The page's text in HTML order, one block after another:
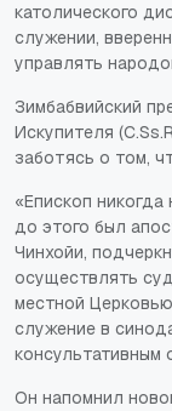
католического
служении,
управлять
Зимбабвийский
Искупителя
заботясь о том,
«Епископ
до этого был
Чинхойи,
осуществлять
местной
служение в
консультативным
Он напомнил